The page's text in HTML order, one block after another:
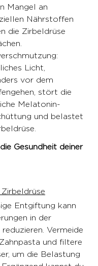
Mangel an
Nährstoffen
die Zirbeldrüse
Licht,
vor dem
stört die
Melatonin-
und belastet
Gesundheit deiner
Entgiftung kann
in der
Vermeide
und filtere
um die Belastung